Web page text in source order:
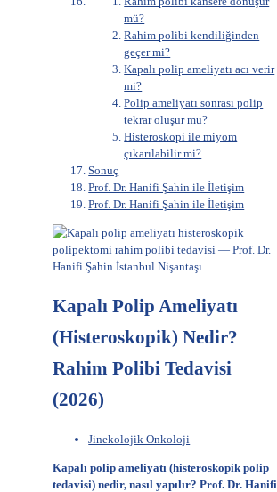
mü?
Rahim polibi kendiliğinden
geçer mi?
Kapalı polip ameliyatı acı verir
mi?
Polip ameliyatı sonrası polip
tekrar oluşur mu?
Histeroskopi ile miyom
çıkarılabilir mi?
Sonuç
Prof. Dr. Hanifi Şahin ile İletişim
Prof. Dr. Hanifi Şahin ile İletişim
Kapalı Polip Ameliyatı
(Histeroskopik) Nedir?
Rahim Polibi Tedavisi
(2026)
Jinekolojik Onkoloji
Kapalı polip ameliyatı (histeroskopik polip
tedavisi) nedir, nasıl yapılır? Prof. Dr. Hanifi